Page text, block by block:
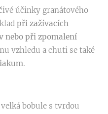
účinky granátového
při zažívacích
nebo při zpomalení
vzhledu a chuti se také
.
bobule s tvrdou